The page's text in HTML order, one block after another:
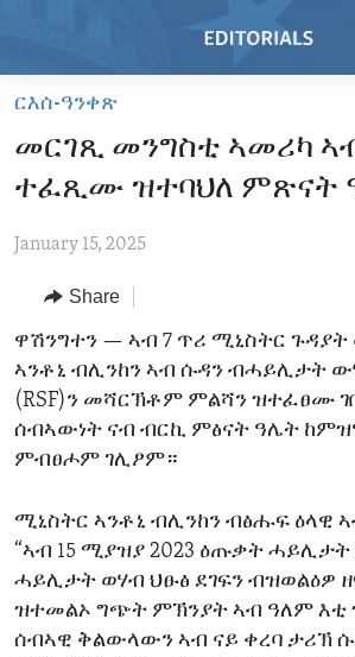
Skip
main
content
to
Navigation
Skip
Search
REGIONS
AFRICA
AMERICAS
ASIA
EUROPE
MIDDLE EAST
TOPICS
HUMAN RIGHTS
SECURITY AND DEFENSE
AID AND DEVELOPMENT
DEMOCRACY AND GOVERNANCE
ECONOMY AND TRADE
ENVIRONMENT AND HEALTH
ARCHIVE
ABOUT US
ርእሰ-ዓንቀጽ
መርገጺ መንግስቲ ኣመሪካ
ተፈጺሙ ዝተባህለ ምጽናት
January 15, 2025
Share
ዋሽንግተን — ኣብ 7 ጥሪ ሚኒስትር
ኣንቶኒ ብሊንከን ኣብ ሱዳን ብሓይሊታት
(RSF)ን መሻርኽቶም ምልሻን ዝተፈፀሙ
ሰብኣውነት ናብ ብርኪ ምፅናት ዓሌት
ምብፀሖም ገሊፆም።
ሚኒስትር ኣንቶኒ ብሊንከን ብፅሑፍ ዕላዊ
“ኣብ 15 ሚያዝያ 2023 ዕጡቃት ሓይሊታት
ሓይሊታት ወሃብ ህፁፅ ደገፍን ብዝወልዕዎ
ዝተመልኦ ግጭት ምኽንያት ኣብ ዓለም እቲ
ሰብኣዊ ቅልውላውን ኣብ ናይ ቀረባ ታሪኽ